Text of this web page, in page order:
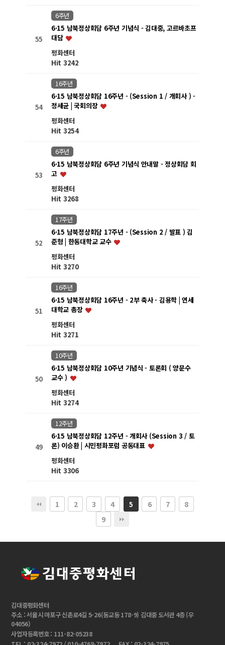
55
6주년
6·15 남북정상회담 6주년 기념식 - 김대중, 고르바초프
대담
평화센터
Hit 3242
54
16주년
6·15 남북정상회담 16주년 - (Session 1 / 개회사 ) -
정세균 | 국회의장
평화센터
Hit 3254
53
6주년
6·15 남북정상회담 6주년 기념식 안내말 - 정상회담 회
고
평화센터
Hit 3268
52
17주년
6·15 남북정상회담 17주년 - (Session 2 / 발표 ) 김
준형 | 한동대학교 교수
평화센터
Hit 3270
51
16주년
6·15 남북정상회담 16주년 - 2부 축사 - 김용학 | 연세
대학교 총장
평화센터
Hit 3271
50
10주년
6·15 남북정상회담 10주년 기념식 - 토론회 ( 양문수
교수 )
평화센터
Hit 3274
49
12주년
6·15 남북정상회담 12주년 - 개회사 (Session 3 / 토
론) 이승환 | 시민평화포럼 공동대표
평화센터
Hit 3306
1 2 3 4 5 6 7
8
9
김대중평화센터
주소 : 서울시 마포구 신촌로4길 5-26(동교동 178-9) 김대중 도서관 4층 (우
04056)
사업자등록번호 : 111-82-05238